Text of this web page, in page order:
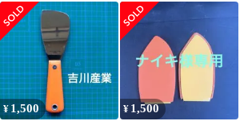
10mm
シール DIIYなど コ
ーキングヘラ
¥ 1,500 ¥ 1,500